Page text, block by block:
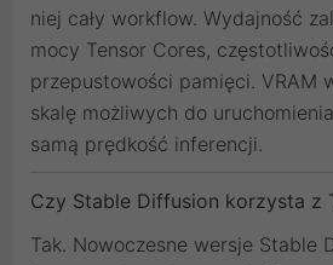
niej cały workflow. Wydajność
mocy Tensor Cores,
przepustowości pamięci. VRAM
skalę możliwych do
samą prędkość inferencji.
Czy Stable Diffusion korzysta z
Tak. Nowoczesne wersje Stable